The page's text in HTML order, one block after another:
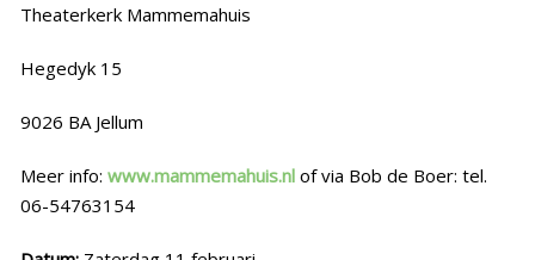
Theaterkerk Mammemahuis
Hegedyk 15
9026 BA Jellum
Meer info: www.mammemahuis.nl of via Bob de Boer: tel.
06-54763154